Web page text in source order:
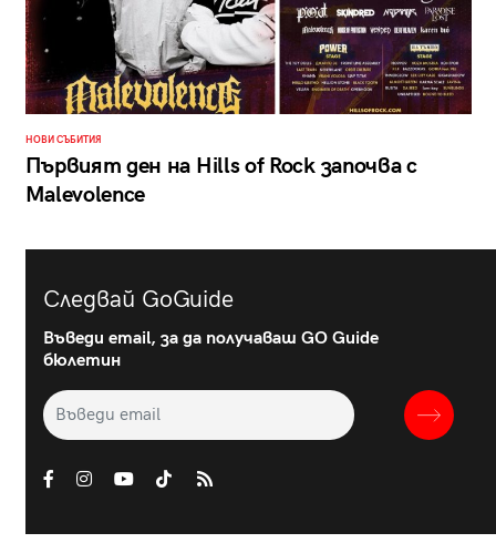
НОВИ СЪБИТИЯ
Първият ден на Hills of Rock започва с
Malevolence
Следвай GoGuide
Въведи email, за да получаваш GO Guide
бюлетин